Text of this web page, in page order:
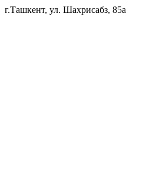
г.Ташкент, ул. Шахрисабз, 85а